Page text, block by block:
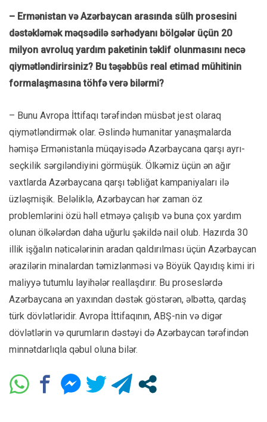
– Ermənistan və Azərbaycan arasında sülh prosesini
dəstəkləmək məqsədilə sərhədyanı bölgələr üçün 20
milyon avroluq yardım paketinin təklif olunmasını necə
qiymətləndirirsiniz? Bu təşəbbüs real etimad mühitinin
formalaşmasına töhfə verə bilərmi?
– Bunu Avropa İttifaqı tərəfindən müsbət jest olaraq
qiymətləndirmək olar. Əslində humanitar yanaşmalarda
həmişə Ermənistanla müqayisədə Azərbaycana qarşı ayrı-
seçkilik sərgiləndiyini görmüşük. Ölkəmiz üçün ən ağır
vaxtlarda Azərbaycana qarşı təbliğat kampaniyaları ilə
üzləşmişik. Beləliklə, Azərbaycan hər zaman öz
problemlərini özü həll etməyə çalışıb və buna çox yardım
olunan ölkələrdən daha uğurlu şəkildə nail olub. Hazırda 30
illik işğalın nəticələrinin aradan qaldırılması üçün Azərbaycan
ərazilərin minalardan təmizlənməsi və Böyük Qayıdış kimi iri
maliyyə tutumlu layihələr reallaşdırır. Bu proseslərdə
Azərbaycana ən yaxından dəstək göstərən, əlbəttə, qardaş
türk dövlətləridir. Avropa İttifaqının, ABŞ-nin və digər
dövlətlərin və qurumların dəstəyi də Azərbaycan tərəfindən
minnətdarlıqla qəbul oluna bilər.